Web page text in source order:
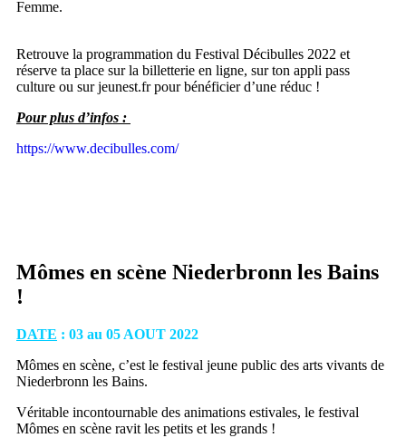
Femme.
Retrouve la programmation du Festival Décibulles 2022 et
réserve ta place sur la billetterie en ligne, sur ton appli pass
culture ou sur jeunest.fr pour bénéficier d’une réduc !
Pour plus d’infos :
https://www.decibulles.com/
Mômes en scène Niederbronn les Bains
!
DATE : 03 au 05 AOUT 2022
Mômes en scène, c’est le festival jeune public des arts vivants de
Niederbronn les Bains.
Véritable incontournable des animations estivales, le festival
Mômes en scène ravit les petits et les grands !